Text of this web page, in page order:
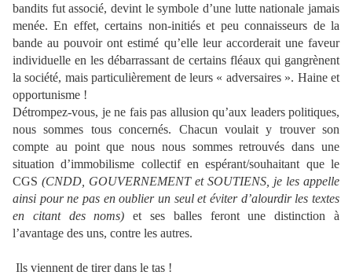
bandits fut associé, devint le symbole d’une lutte nationale jamais
menée. En effet, certains non-initiés et peu connaisseurs de la
bande au pouvoir ont estimé qu’elle leur accorderait une faveur
individuelle en les débarrassant de certains fléaux qui gangrènent
la société, mais particulièrement de leurs « adversaires ». Haine et
opportunisme !
Détrompez-vous, je ne fais pas allusion qu’aux leaders politiques,
nous sommes tous concernés. Chacun voulait y trouver son
compte au point que nous nous sommes retrouvés dans une
situation d’immobilisme collectif en espérant/souhaitant que le
CGS (CNDD, GOUVERNEMENT et SOUTIENS, je les appelle
ainsi pour ne pas en oublier un seul et éviter d’alourdir les textes
en citant des noms) et ses balles feront une distinction à
l’avantage des uns, contre les autres.
Ils viennent de tirer dans le tas !